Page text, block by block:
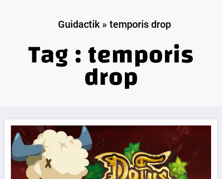
Guidactik» temporis drop
Tag : temporis
drop